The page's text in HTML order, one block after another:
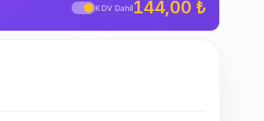
KDV Dahil144,00 ₺